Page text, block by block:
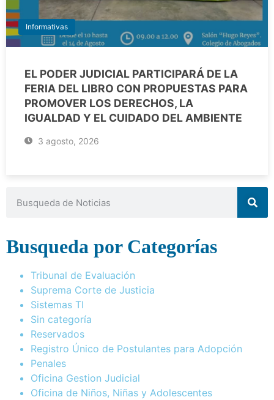
Informativas
EL PODER JUDICIAL PARTICIPARÁ DE LA
FERIA DEL LIBRO CON PROPUESTAS PARA
PROMOVER LOS DERECHOS, LA
IGUALDAD Y EL CUIDADO DEL AMBIENTE
3 agosto, 2026
Busqueda por Categorías
Tribunal de Evaluación
Suprema Corte de Justicia
Sistemas TI
Sin categoría
Reservados
Registro Único de Postulantes para Adopción
Penales
Oficina Gestion Judicial
Oficina de Niños, Niñas y Adolescentes